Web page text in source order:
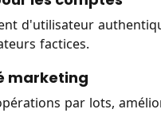
d'utilisateur
factices.
marketing
par lots,